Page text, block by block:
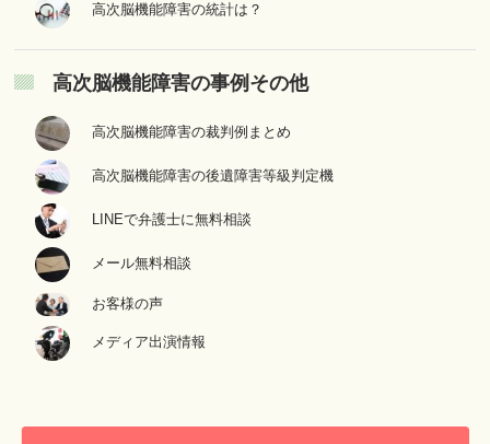
高次脳機能障害の統計は？
高次脳機能障害の事例その他
高次脳機能障害の裁判例まとめ
高次脳機能障害の後遺障害等級判定機
LINEで弁護士に無料相談
メール無料相談
お客様の声
メディア出演情報